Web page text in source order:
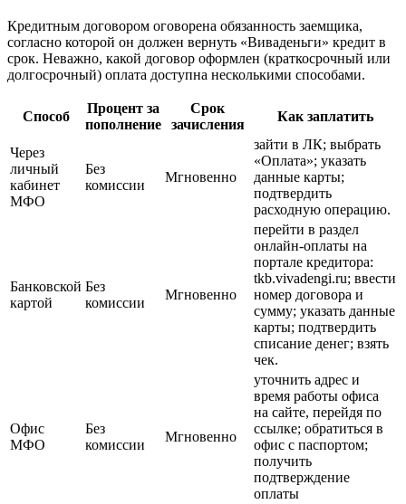
Кредитным договором оговорена обязанность заемщика,
согласно которой он должен вернуть «Виваденьги» кредит в
срок. Неважно, какой договор оформлен (краткосрочный или
долгосрочный) оплата доступна несколькими способами.
Способ
Процент за
пополнение
Срок
зачисления
Как заплатить
Через
личный
кабинет
МФО
Без
комиссии
Мгновенно
зайти в ЛК; выбрать
«Оплата»; указать
данные карты;
подтвердить
расходную операцию.
Банковской
картой
Без
комиссии
Мгновенно
перейти в раздел
онлайн-оплаты на
портале кредитора:
tkb.vivadengi.ru; ввести
номер договора и
сумму; указать данные
карты; подтвердить
списание денег; взять
чек.
Офис
МФО
Без
комиссии
Мгновенно
уточнить адрес и
время работы офиса
на сайте, перейдя по
ссылке; обратиться в
офис с паспортом;
получить
подтверждение
оплаты